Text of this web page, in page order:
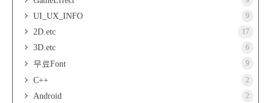
UI_UX_INFO 9
2D.etc 17
3D.etc 6
무료Font 9
C++ 2
Android 2